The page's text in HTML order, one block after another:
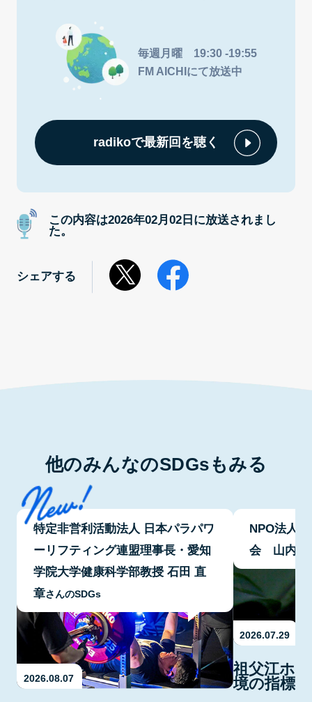
毎週月曜 19:30 -19:55
FM AICHIにて放送中
radikoで最新回を聴く
この内容は2026年02月02日に放送されまし
た。
シェアする
他のみんなのSDGsもみる
特定非営利活動法人 日本パラパワ
ーリフティング連盟理事長・愛知
学院大学健康科学部教授 石田 直
章さんのSDGs
2026.08.07
NPO法人
会 山内
2026.07.29
祖父江ホ
境の指標